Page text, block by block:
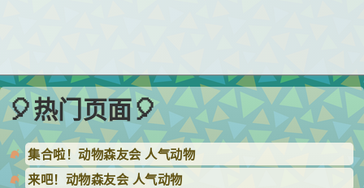
🎈热门页面🎈
集合啦！动物森友会 人气动物
来吧！动物森友会 人气动物